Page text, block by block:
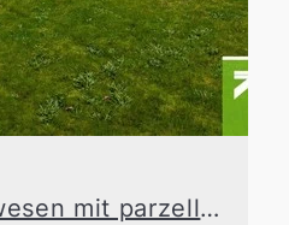
Exklusives Anwesen mit parzellierbarem Bauland in Ratingen-Homberg